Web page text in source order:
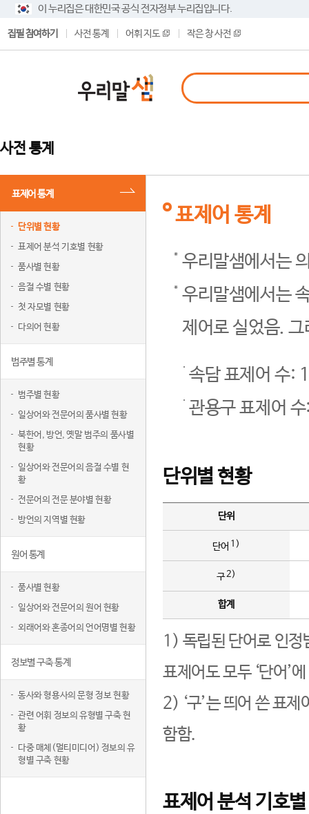
이 누리집은 대한민국 공식 전자정부 누리집입니다.
집필 참여하기 사전 통계 어휘 지도 작은 창 사전
사전 통계
표제어 통계
단위별 현황
표제어 분석 기호별 현황
품사별 현황
음절 수별 현황
첫 자모별 현황
다의어 현황
범주별 통계
범주별 현황
일상어와 전문어의 품사별 현황
북한어, 방언, 옛말 범주의 품사별
현황
일상어와 전문어의 음절 수별 현
황
전문어의 전문 분야별 현황
방언의 지역별 현황
원어 통계
품사별 현황
일상어와 전문어의 원어 현황
외래어와 혼종어의 언어명별 현황
정보별 구축 통계
동사와 형용사의 문형 정보 현황
관련 어휘 정보의 유형별 구축 현
황
다중 매체(멀티미디어) 정보의 유
형별 구축 현황
표제어 통계
우리말샘에서는
우리말샘에서는
제어로 실었음.
속담 표제어 수:
관용구 표제어
단위별 현황
단위
단어 1)
구2)
합계
1) 독립된 단어로 인정
표제어도 모두 ‘단어’
2) ‘구’는 띄어 쓴 표
함함.
표제어 분석 기호